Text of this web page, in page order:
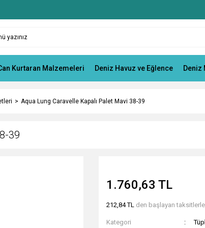
Kurtaran Malzemeleri Deniz Havuz ve Eğlence Deniz
Aqua Lung Caravelle Kapalı Palet Mavi 38-39
39
1.760,63 TL
212,84 TL den başlayan
Kategori